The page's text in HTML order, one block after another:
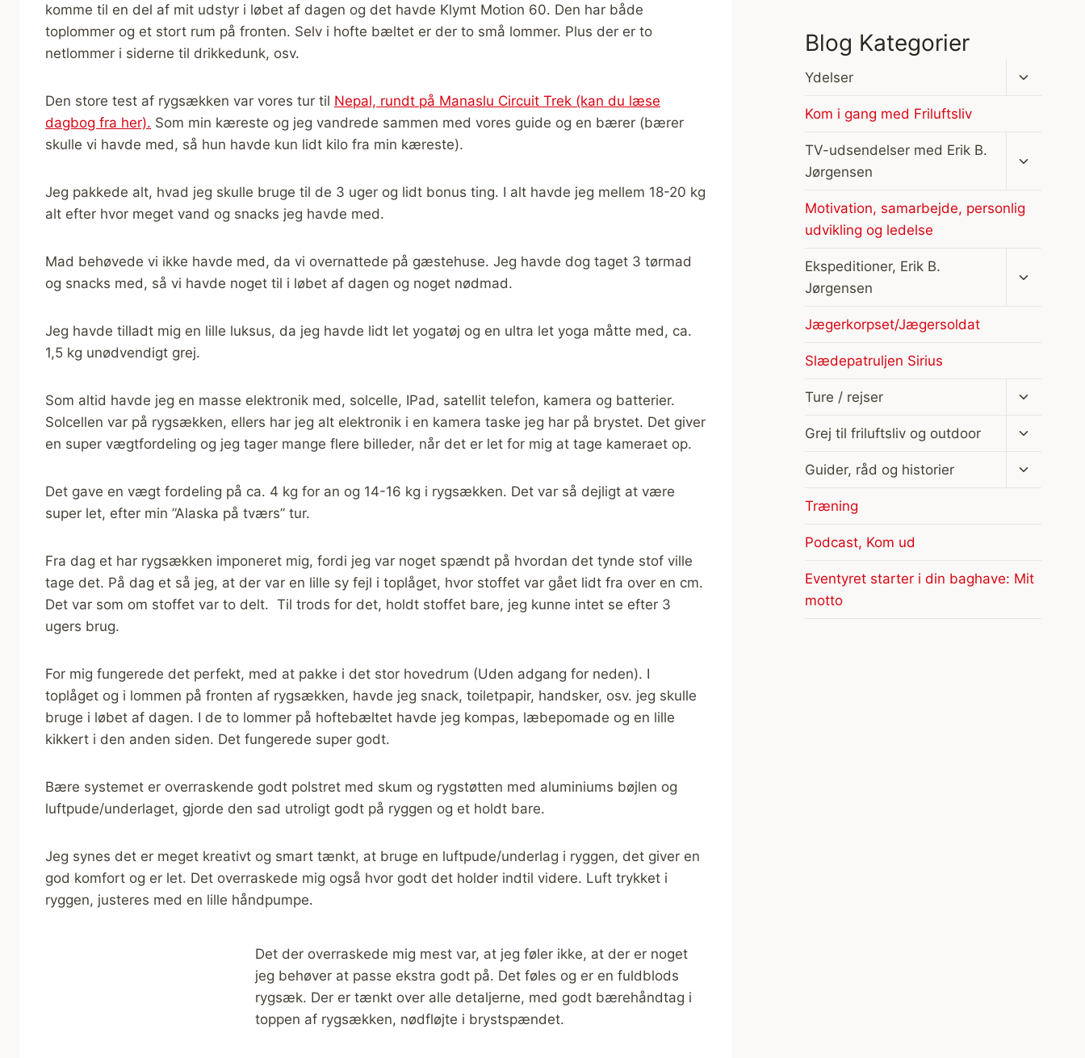
komme til en del af mit udstyr i løbet af dagen og det havde Klymt Motion 60. Den har både
toplommer og et stort rum på fronten. Selv i hofte bæltet er der to små lommer. Plus der er to
netlommer i siderne til drikkedunk, osv.
Den store test af rygsækken var vores tur til Nepal, rundt på Manaslu Circuit Trek (kan du læse
dagbog fra her). Som min kæreste og jeg vandrede sammen med vores guide og en bærer (bærer
skulle vi havde med, så hun havde kun lidt kilo fra min kæreste).
Jeg pakkede alt, hvad jeg skulle bruge til de 3 uger og lidt bonus ting. I alt havde jeg mellem 18-20 kg
alt efter hvor meget vand og snacks jeg havde med.
Mad behøvede vi ikke havde med, da vi overnattede på gæstehuse. Jeg havde dog taget 3 tørmad
og snacks med, så vi havde noget til i løbet af dagen og noget nødmad.
Jeg havde tilladt mig en lille luksus, da jeg havde lidt let yogatøj og en ultra let yoga måtte med, ca.
1,5 kg unødvendigt grej.
Som altid havde jeg en masse elektronik med, solcelle, IPad, satellit telefon, kamera og batterier.
Solcellen var på rygsækken, ellers har jeg alt elektronik i en kamera taske jeg har på brystet. Det giver
en super vægtfordeling og jeg tager mange flere billeder, når det er let for mig at tage kameraet op.
Det gave en vægt fordeling på ca. 4 kg for an og 14-16 kg i rygsækken. Det var så dejligt at være
super let, efter min ”Alaska på tværs” tur.
Fra dag et har rygsækken imponeret mig, fordi jeg var noget spændt på hvordan det tynde stof ville
tage det. På dag et så jeg, at der var en lille sy fejl i toplåget, hvor stoffet var gået lidt fra over en cm.
Det var som om stoffet var to delt. Til trods for det, holdt stoffet bare, jeg kunne intet se efter 3
ugers brug.
For mig fungerede det perfekt, med at pakke i det stor hovedrum (Uden adgang for neden). I
toplåget og i lommen på fronten af rygsækken, havde jeg snack, toiletpapir, handsker, osv. jeg skulle
bruge i løbet af dagen. I de to lommer på hoftebæltet havde jeg kompas, læbepomade og en lille
kikkert i den anden siden. Det fungerede super godt.
Bære systemet er overraskende godt polstret med skum og rygstøtten med aluminiums bøjlen og
luftpude/underlaget, gjorde den sad utroligt godt på ryggen og et holdt bare.
Jeg synes det er meget kreativt og smart tænkt, at bruge en luftpude/underlag i ryggen, det giver en
god komfort og er let. Det overraskede mig også hvor godt det holder indtil videre. Luft trykket i
ryggen, justeres med en lille håndpumpe.
Det der overraskede mig mest var, at jeg føler ikke, at der er noget
jeg behøver at passe ekstra godt på. Det føles og er en fuldblods
rygsæk. Der er tænkt over alle detaljerne, med godt bærehåndtag i
toppen af rygsækken, nødfløjte i brystspændet.
Blog Kategorier
Ydelser
Skift
Kom i gang med Friluftsliv
TV-udsendelser med Erik B.
Jørgensen
Motivation, samarbejde, personlig
udvikling og ledelse
Ekspeditioner, Erik B.
Jørgensen
Jægerkorpset/Jægersoldat
Slædepatruljen Sirius
Ture / rejser
Skift
Grej til friluftsliv og outdoor
Skift
Guider, råd og historier
Skift
Træning
Podcast, Kom ud
Eventyret starter i din baghave: Mit
motto